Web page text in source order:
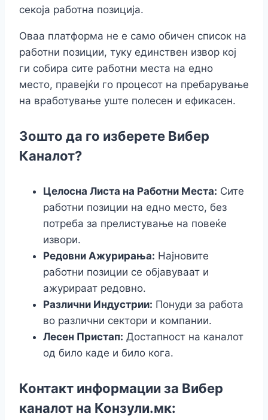
секоја работна позиција.
Оваа платформа не е само обичен список на
работни позиции, туку единствен извор кој
ги собира сите работни места на едно
место, правејќи го процесот на пребарување
на вработување уште полесен и ефикасен.
Зошто да го изберете Вибер
Каналот?
Целосна Листа на Работни Места: Сите
работни позиции на едно место, без
потреба за прелистување на повеќе
извори.
Редовни Ажурирања: Најновите
работни позиции се објавуваат и
ажурираат редовно.
Различни Индустрии: Понуди за работа
во различни сектори и компании.
Лесен Пристап: Достапност на каналот
од било каде и било кога.
Контакт информации за Вибер
каналот на Конзули.мк: